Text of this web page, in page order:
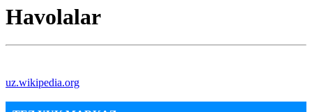
Havolalar
uz.wikipedia.org